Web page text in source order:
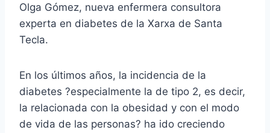
Olga Gómez, nueva enfermera consultora
experta en diabetes de la Xarxa de Santa
Tecla.
En los últimos años, la incidencia de la
diabetes ?especialmente la de tipo 2, es decir,
la relacionada con la obesidad y con el modo
de vida de las personas? ha ido creciendo